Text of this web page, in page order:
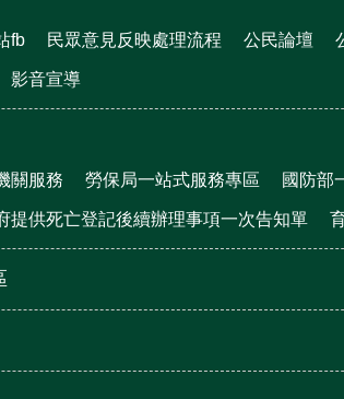
fb 民眾意見反映處理流程 公民論壇
影音宣導
關服務 勞保局一站式服務專區 國防部
提供死亡登記後續辦理事項一次告知單